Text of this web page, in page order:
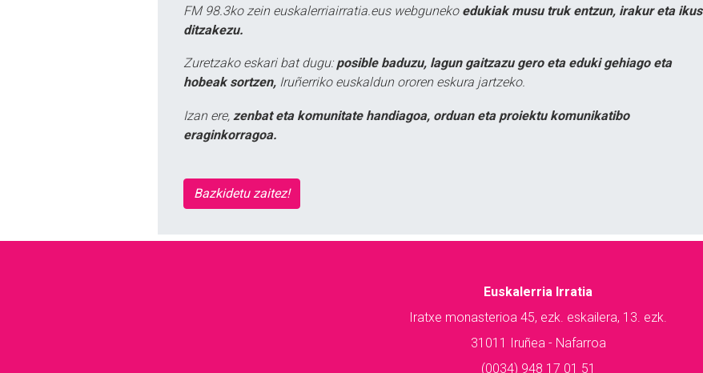
FM 98.3ko zein euskalerriairratia.eus webguneko edukiak musu truk entzun, irakur eta ikus
ditzakezu.
Zuretzako eskari bat dugu: posible baduzu, lagun gaitzazu gero eta eduki gehiago eta
hobeak sortzen, Iruñerriko euskaldun ororen eskura jartzeko.
Izan ere, zenbat eta komunitate handiagoa, orduan eta proiektu komunikatibo
eraginkorragoa.
Bazkidetu zaitez!
Euskalerria Irratia
Iratxe monasterioa 45, ezk. eskailera, 13. ezk.
31011 Iruñea - Nafarroa
(0034) 948 17 01 51